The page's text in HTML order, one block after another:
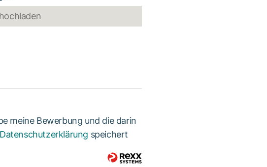
meine Bewerbung und die darin
Datenschutzerklärung speichert